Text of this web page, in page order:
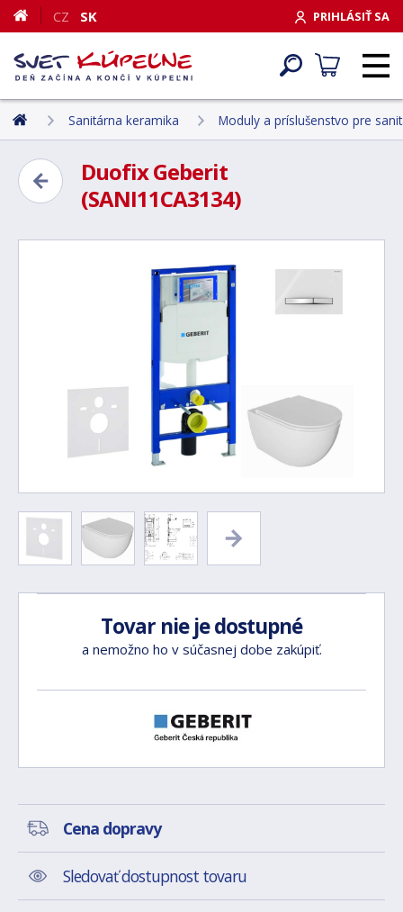
PRIHLÁSIŤ SA
CZ SK
Sanitárna keramika Moduly a príslušenstvo pre
Duofix Geberit
(SANI11CA3134)
Tovar nie je dostupné
a nemožno ho v súčasnej dobe zakúpiť.
Cena dopravy
Sledovať dostupnost tovaru